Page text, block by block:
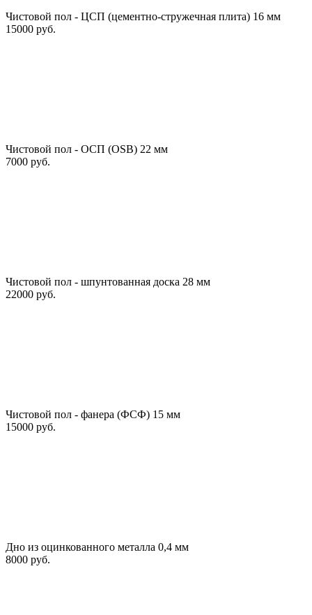
Чистовой пол - ЦСП (цементно-стружечная плита) 16 мм
15000 руб.
Чистовой пол - ОСП (OSB) 22 мм
7000 руб.
Чистовой пол - шпунтованная доска 28 мм
22000 руб.
Чистовой пол - фанера (ФСФ) 15 мм
15000 руб.
Дно из оцинкованного металла 0,4 мм
8000 руб.